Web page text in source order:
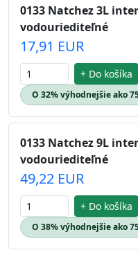
0133 Natchez 3L
vodouriediteľné
17,91 EUR
+ Do košíka
O 32% výhodnejšie ako
0133 Natchez 9L
vodouriediteľné
49,22 EUR
+ Do košíka
O 38% výhodnejšie ako